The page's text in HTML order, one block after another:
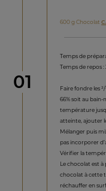
étape
01
600 g Chocolat
Temps de
Temps de repos :
Faire fondre les
66% soit au
température
atteinte, ajouter
Mélanger puis
pas incorporer
Vérifier la
Le chocolat est
chocolat à cette
réchauffer en